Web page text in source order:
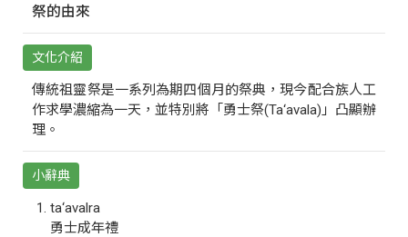
祭的由來
文化介紹
傳統祖靈祭是一系列為期四個月的祭典，現今配合族人工
作求學濃縮為一天，並特別將「勇士祭(Ta‘avala)」凸顯辦
理。
小辭典
ta‘avalra
勇士成年禮